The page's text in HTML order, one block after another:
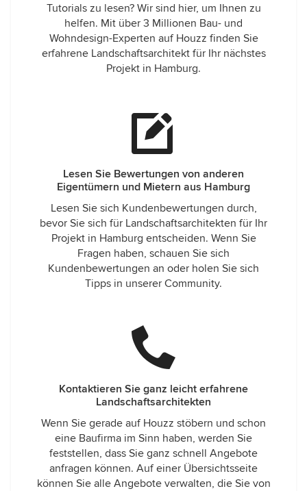
Tutorials zu lesen? Wir sind hier, um Ihnen zu
helfen. Mit über 3 Millionen Bau- und
Wohndesign-Experten auf Houzz finden Sie
erfahrene Landschaftsarchitekt für Ihr nächstes
Projekt in Hamburg.
Lesen Sie Bewertungen von anderen
Eigentümern und Mietern aus Hamburg
Lesen Sie sich Kundenbewertungen durch,
bevor Sie sich für Landschaftsarchitekten für Ihr
Projekt in Hamburg entscheiden. Wenn Sie
Fragen haben, schauen Sie sich
Kundenbewertungen an oder holen Sie sich
Tipps in unserer Community.
Kontaktieren Sie ganz leicht erfahrene
Landschaftsarchitekten
Wenn Sie gerade auf Houzz stöbern und schon
eine Baufirma im Sinn haben, werden Sie
feststellen, dass Sie ganz schnell Angebote
anfragen können. Auf einer Übersichtsseite
können Sie alle Angebote verwalten, die Sie von